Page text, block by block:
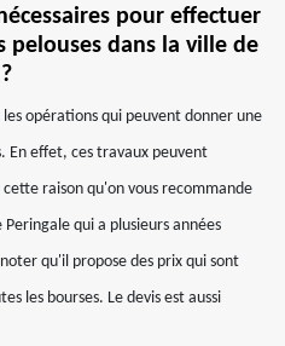
pour effectuer
pelouses dans la ville de
opérations qui peuvent donner une
En effet, ces travaux peuvent
raison qu'on vous recommande
qui a plusieurs années
qu'il propose des prix qui sont
les bourses. Le devis est aussi